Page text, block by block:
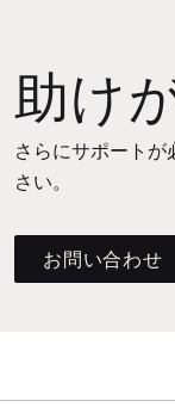
助け
さらにサポート
さい。
お問い合わせ